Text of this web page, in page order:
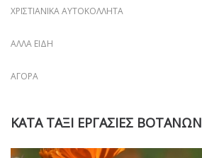
ΧΡΙΣΤΙΑΝΙΚΆ ΑΥΤΟΚΌΛΛΗΤΑ
ΑΛΛΑ ΕΙΔΗ
ΑΓΟΡΆ
ΚΑΤΑ ΤΑΞΙ ΕΡΓΑΣΙΕΣ ΒΟΤΑΝΩΝ